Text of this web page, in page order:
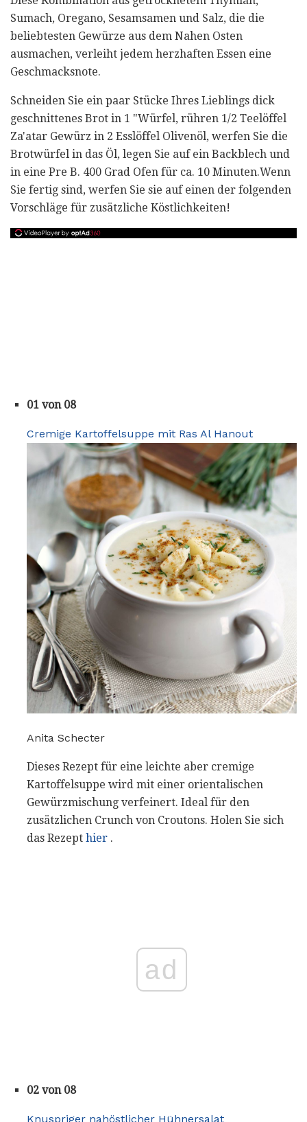
Sumach, Oregano, Sesamsamen und Salz, die die
beliebtesten Gewürze aus dem Nahen Osten
ausmachen, verleiht jedem herzhaften Essen eine
Geschmacksnote.
Schneiden Sie ein paar Stücke Ihres Lieblings dick
geschnittenes Brot in 1 "Würfel, rühren 1/2 Teelöffel
Za'atar Gewürz in 2 Esslöffel Olivenöl, werfen Sie die
Brotwürfel in das Öl, legen Sie auf ein Backblech und
in eine Pre B. 400 Grad Ofen für ca. 10 Minuten.Wenn
Sie fertig sind, werfen Sie sie auf einen der folgenden
Vorschläge für zusätzliche Köstlichkeiten!
01 von 08
Cremige Kartoffelsuppe mit Ras Al Hanout
Anita Schecter
Dieses Rezept für eine leichte aber cremige
Kartoffelsuppe wird mit einer orientalischen
Gewürzmischung verfeinert. Ideal für den
zusätzlichen Crunch von Croutons. Holen Sie sich
das Rezept hier .
ad
02 von 08
Knuspriger nahöstlicher Hühnersalat